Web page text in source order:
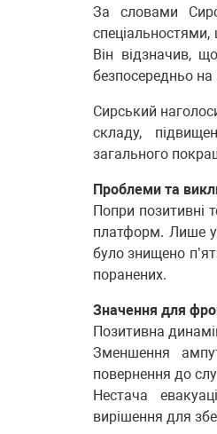
За словами
Він відзначив,
безпосередньо на
Сирський
складу,
загального
Проблеми та
Попри позитивні
платформ. Лише у
було знищено
поранених.
Значення для
Позитивна
Зменшення
повернення до
Нестача
вирішення для